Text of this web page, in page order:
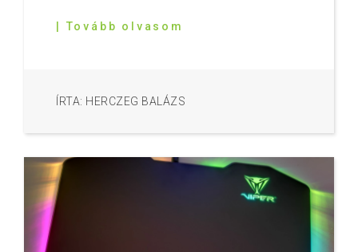
| Tovább olvasom
ÍRTA: HERCZEG BALÁZS